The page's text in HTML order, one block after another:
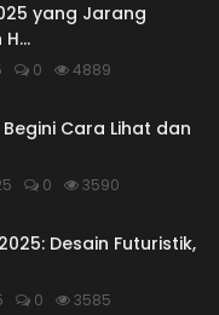
yang Jarang
0 4889
Cara Lihat dan
0 3590
Desain Futuristik,
0 3585